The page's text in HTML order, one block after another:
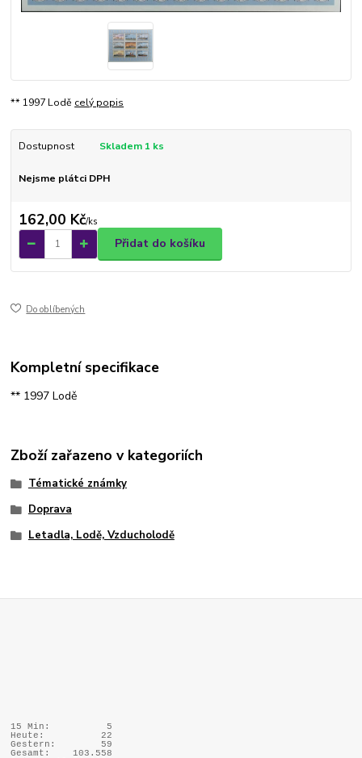
** 1997 Lodě celý popis
Dostupnost Skladem 1 ks
Nejsme plátci DPH
162,00 Kč/ks
Přidat do košíku
Do oblíbených
Kompletní specifikace
** 1997 Lodě
Zboží zařazeno v kategoriích
Tématické známky
Doprava
Letadla, Lodě, Vzducholodě
15 Min:
5
Heute:
22
Gestern:
59
Gesamt:
103.558